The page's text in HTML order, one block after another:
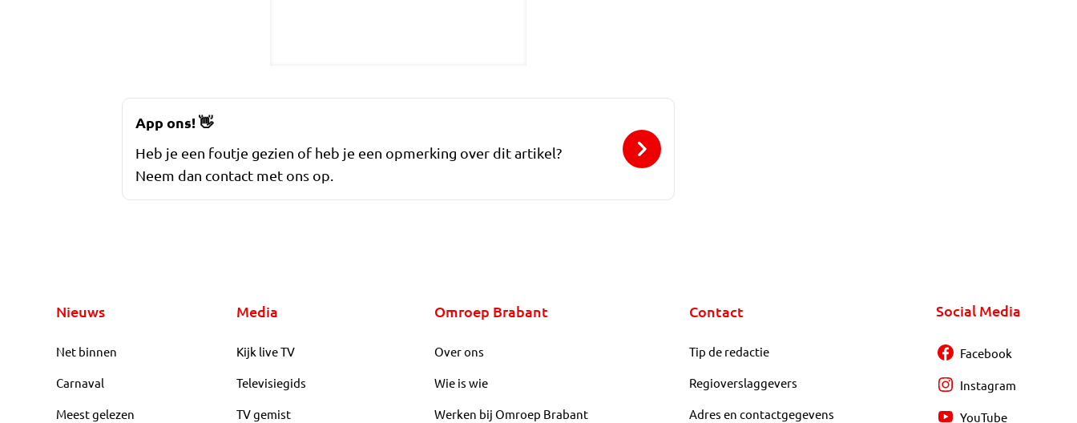
App ons!👋
Heb je een foutje gezien of heb je een opmerking over dit artikel?
Neem dan contact met ons op.
Nieuws
Net binnen
Carnaval
Meest gelezen
Media
Kijk live TV
Televisiegids
TV gemist
Omroep Brabant
Over ons
Wie is wie
Werken bij Omroep Brabant
Contact
Tip de redactie
Regioverslaggevers
Adres en contactgegevens
Social Media
Facebook
Instagram
YouTube